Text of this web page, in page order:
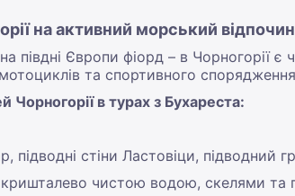
на активний морський
Європи фіорд – в Чорногорії
та спортивного
в турах з Бухареста:
підводні стіни Ластовіци, підводний
кришталево чистою водою, скелями